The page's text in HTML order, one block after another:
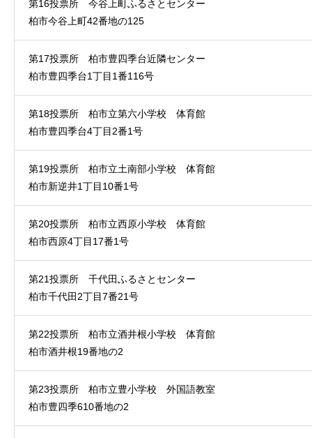
第16投票所 今谷上町ふるさとセンター
柏市今谷上町42番地の125
第17投票所 柏市豊四季台近隣センター
柏市豊四季台1丁目1番116号
第18投票所 柏市立第六小学校 体育館
柏市豊四季台4丁目2番1号
第19投票所 柏市立土南部小学校 体育館
柏市新逆井1丁目10番1号
第20投票所 柏市立西原小学校 体育館
柏市西原4丁目17番1号
第21投票所 千代田ふるさとセンター
柏市千代田2丁目7番21号
第22投票所 柏市立酒井根小学校 体育館
柏市酒井根19番地の2
第23投票所 柏市立豊小学校 外国語教室
柏市豊四季610番地の2